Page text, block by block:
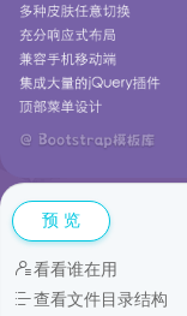
预 览
看看谁在用
查看文件目录结构